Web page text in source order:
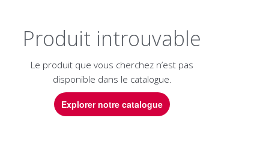
Produit introuvable
Le produit que vous cherchez n’est pas
disponible dans le catalogue.
Explorer notre catalogue